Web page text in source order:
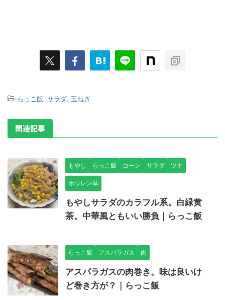
-らっこ飯 サラダ 玉ねぎ
関連記事
もやし らっこ飯 コーン サラダ ツナ
ホウレン草
もやしサラダのカラフル系。白緑黄
茶。中華風ともいい勝負｜らっこ飯
らっこ飯 アスパラガス 肉
アスパラガスの肉巻き。味は良いけ
ど巻き方が？｜らっこ飯